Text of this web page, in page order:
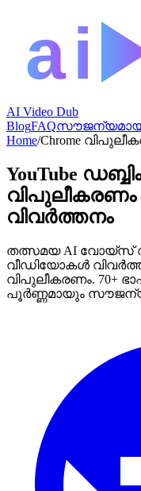
AI Video Dub
BlogFAQ
Home/Chrome
YouTube
വിവർത്തനം
തത്സമയ AI വോയ്‌സ്
വീഡിയോകൾ
വിപുലീകരണം. 70+
പൂർണ്ണമായും